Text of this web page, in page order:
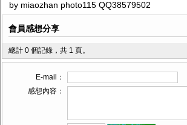
by miaozhan photo115 QQ38579502
會員感想分享
總計 0 個記錄，共 1 頁。
E-mail：
感想內容：